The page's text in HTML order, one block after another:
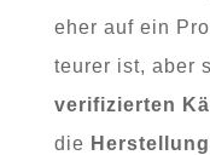
eher auf ein
teurer ist, aber
verifizierten
die Herstellung